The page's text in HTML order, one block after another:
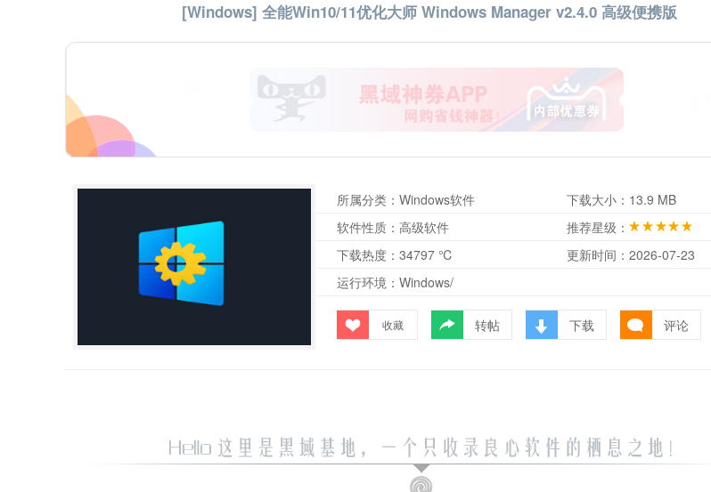
[Windows] 全能Win10/11优化大师 Windows Manager v2.4.0 高级便携版
所属分类： Windows软件 下载大小： 13.9 MB
软件性质： 高级软件
推荐星级：
下载热度： 34797 ℃ 更新时间： 2026-07-23
运行环境： Windows/
收藏 转帖 下载 评论